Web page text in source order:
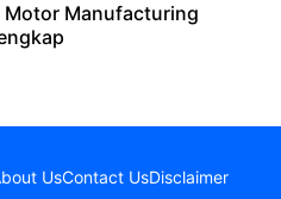
Motor Manufacturing
UsContact UsDisclaimer